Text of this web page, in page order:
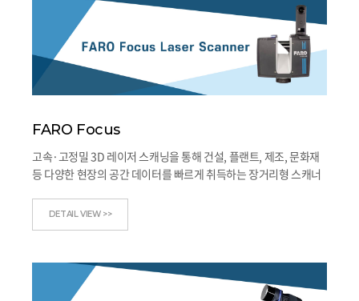
FARO Focus
고속·고정밀 3D 레이저 스캐닝을 통해 건설, 플랜트, 제조, 문화재
등 다양한 현장의 공간 데이터를 빠르게 취득하는 장거리형 스캐너
DETAIL VIEW >>